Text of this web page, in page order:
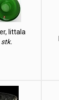
Iittala
stk.